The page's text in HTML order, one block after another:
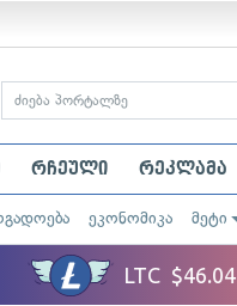
რჩეული რეკლამა
ეკონომიკა მეტი